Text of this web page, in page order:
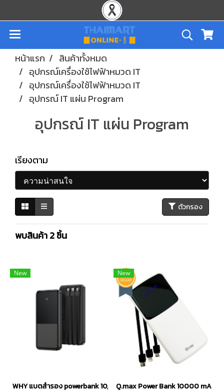
หน้าแรก
สินค้าทั้งหมด
อุปกรณ์เครื่องใช้ไฟฟ้าหมวด IT
อุปกรณ์เครื่องใช้ไฟฟ้าหมวด IT
อุปกรณ์ IT แผ่น Program
อุปกรณ์ IT แผ่น Program
เรียงตาม
ตัวกรอง
พบสินค้า 2 ชิ้น
New
WHY แบตสำรอง powerbank 10,000 mAh PB-104E Black
New
Q.max Power Bank 10000 mAh